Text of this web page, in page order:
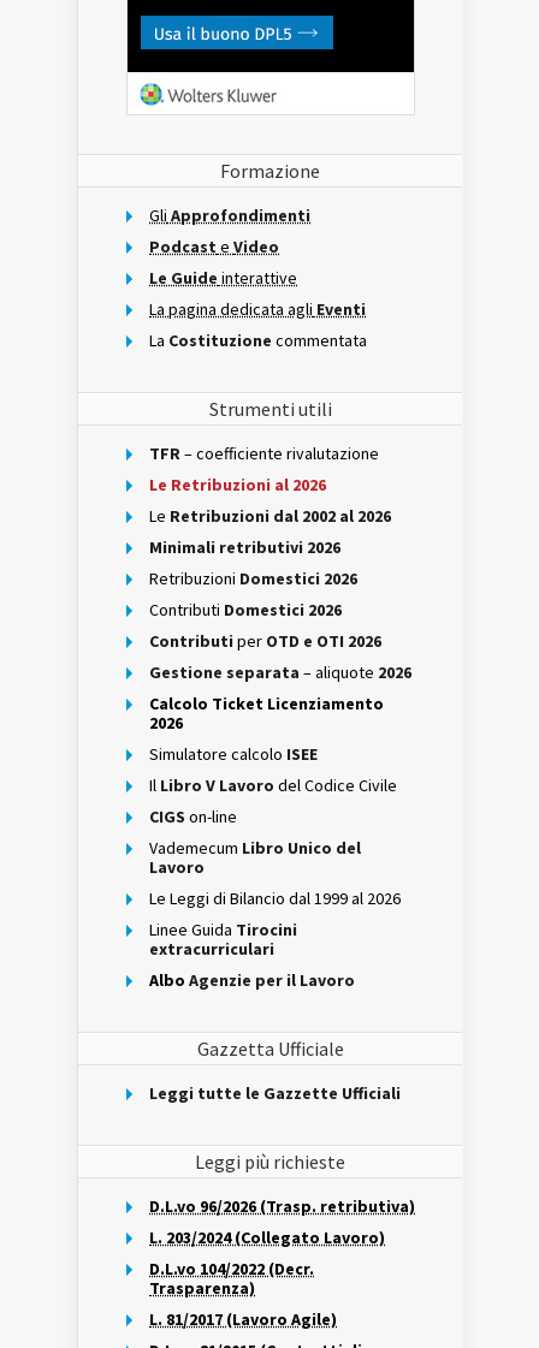
Formazione
Gli Approfondimenti
Podcast e Video
Le Guide interattive
La pagina dedicata agli Eventi
La Costituzione commentata
Strumenti utili
TFR– coefficiente rivalutazione
Le Retribuzioni al 2026
Le Retribuzioni dal 2002 al 2026
Minimali retributivi 2026
Retribuzioni Domestici 2026
Contributi Domestici 2026
Contributi per OTD e OTI 2026
Gestione separata – aliquote 2026
Calcolo Ticket Licenziamento
2026
Simulatore calcolo ISEE
Il Libro V Lavoro del Codice Civile
CIGS on-line
Vademecum Libro Unico del
Lavoro
Le Leggi di Bilancio dal 1999 al 2026
Linee Guida Tirocini
extracurriculari
Albo Agenzie per il Lavoro
Gazzetta Ufficiale
Leggi tutte le Gazzette Ufficiali
Leggi più richieste
D.L.vo 96/2026 (Trasp. retributiva)
L. 203/2024 (Collegato Lavoro)
D.L.vo 104/2022 (Decr.
Trasparenza)
L. 81/2017 (Lavoro Agile)